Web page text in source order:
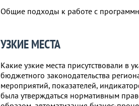
Общие подходы к работе с
УЗКИЕ МЕСТА
Какие узкие места присутствовали в
бюджетного законодательства
мероприятий, показателей,
была утверждаться нормативным